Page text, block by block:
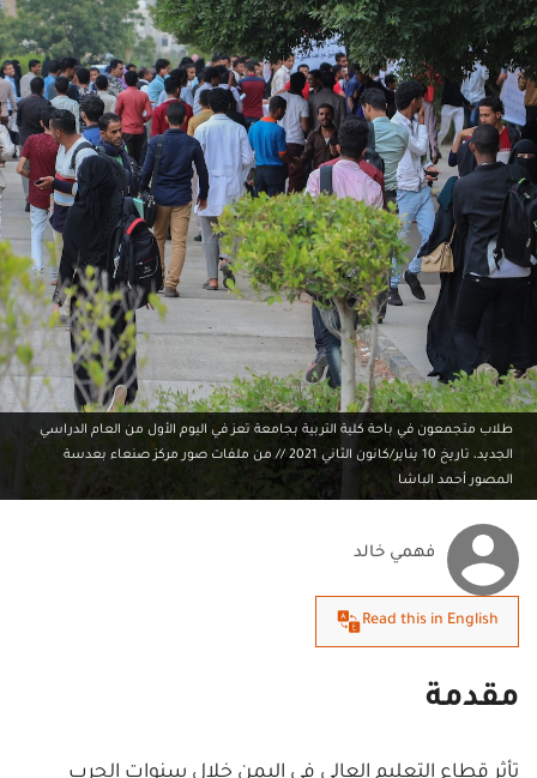
طلاب متجمعون في باحة كلية التربية بجامعة تعز في اليوم الأول من العام الدراسي
الجديد، تاريخ 10 يناير/كانون الثاني 2021 // من ملفات صور مركز صنعاء بعدسة
المصور أحمد الباشا
فهمي خالد
Read this in English
مقدمة
تأثر قطاع التعليم العالي في اليمن خلال سنوات الحرب